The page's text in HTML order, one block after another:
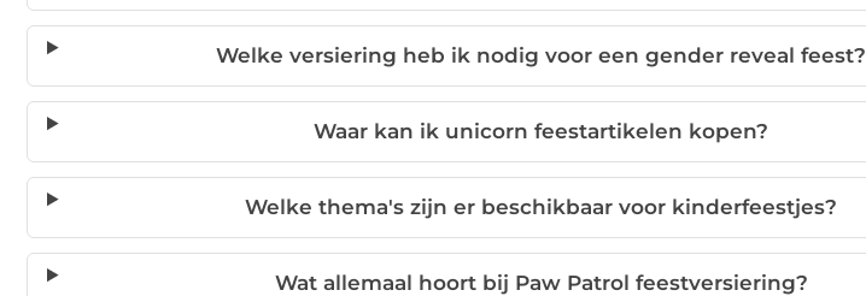
Welke versiering heb ik nodig voor een gender reveal feest?
Waar kan ik unicorn feestartikelen kopen?
Welke thema's zijn er beschikbaar voor kinderfeestjes?
Wat allemaal hoort bij Paw Patrol feestversiering?